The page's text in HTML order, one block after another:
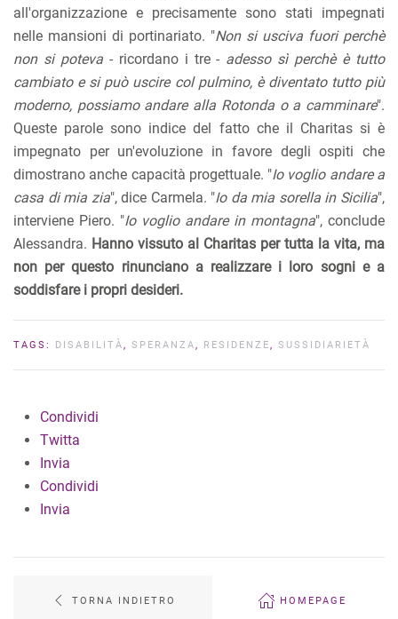
all'organizzazione e precisamente sono stati impegnati
nelle mansioni di portinariato. "Non si usciva fuori perchè
non si poteva- ricordano i tre - adesso sì perchè è tutto
cambiato e si può uscire col pulmino, è diventato tutto più
moderno, possiamo andare alla Rotonda o a camminare".
Queste parole sono indice del fatto che il Charitas si è
impegnato per un'evoluzione in favore degli ospiti che
dimostrano anche capacità progettuale. "Io voglio andare a
casa di mia zia", dice Carmela. "Io da mia sorella in Sicilia",
interviene Piero. "Io voglio andare in montagna", conclude
Alessandra. Hanno vissuto al Charitas per tutta la vita, ma
non per questo rinunciano a realizzare i loro sogni e a
soddisfare i propri desideri.
TAGS: DISABILITÀ, SPERANZA, RESIDENZE, SUSSIDIARIETÀ
Condividi
Twitta
Invia
Condividi
Invia
TORNA INDIETRO HOMEPAGE